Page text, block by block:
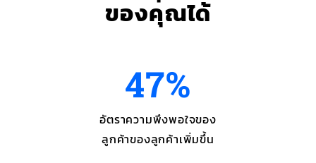
ของคุณได้
47%
อัตราความพึงพอใจของ
ลูกค้าของลูกค้าเพิ่มขึ้น